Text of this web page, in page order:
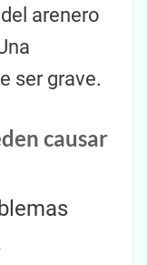
arenero
ser grave.
causar